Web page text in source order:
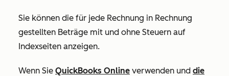
Sie können die für jede Rechnung in Rechnung
gestellten Beträge mit und ohne Steuern auf
Indexseiten anzeigen.
Wenn Sie QuickBooks Online verwenden und die